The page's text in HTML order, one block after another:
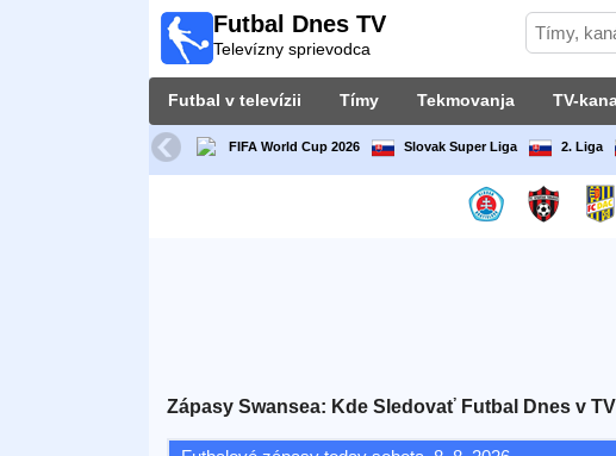
Futbal Dnes TV
Televízny sprievodca
Futbal v televízii Tímy Tekmovanja TV-
FIFA World Cup 2026 Slovak Super Liga 2. Liga
Zápasy Swansea: Kde Sledovať Futbal Dnes v TV